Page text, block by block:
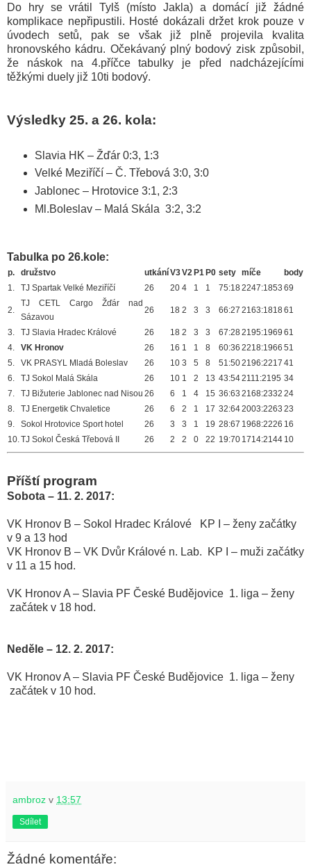
Do hry se vrátil Tylš (místo Jakla) a domácí již žádné
komplikace nepřipustili. Hosté dokázali držet krok pouze v
úvodech setů, pak se však již plně projevila kvalita
hronovského kádru. Očekávaný plný bodový zisk způsobil,
že náskok na 4.příčce tabulky je před nadcházejícími
těžkými duely již 10ti bodový.
Výsledky 25. a 26. kola:
Slavia HK – Žďár 0:3, 1:3
Velké Meziříčí – Č. Třebová 3:0, 3:0
Jablonec – Hrotovice 3:1, 2:3
Ml.Boleslav – Malá Skála 3:2, 3:2
Tabulka po 26.kole:
p. družstvo utkáníV3V2 P1 P0 sety míče
body
1.
TJ Spartak Velké Meziříčí 26 20 4 1 1 75:182247:1853 69
2.
TJ CETL Cargo Žďár nad
Sázavou
26 18 2 3 3 66:27 2163:181861
3. TJ Slavia Hradec Králové 26 18 2 3 3 67:282195:1969 61
4.
VK Hronov 26 16 1 1 8 60:36 2218:1966 51
5.
VK PRASYL Mladá Boleslav 26 10 3 5 8 51:502196:2217 41
6.
TJ Sokol Malá Skála 26 10 1 2 13 43:542111:2195 34
7.
TJ Bižuterie Jablonec nad Nisou 26 6 1 4 15 36:63 2168:2332 24
8.
TJ Energetik Chvaletice 26 6 2 1 17 32:642003:2263 23
9.
Sokol Hrotovice Sport hotel 26 3 3 1 19 28:67 1968:2226 16
10.TJ Sokol Česká Třebová II 26 2 2 0 22 19:70 1714:2144 10
Příští program
Sobota – 11. 2. 2017:
VK Hronov B – Sokol Hradec Králové KP I – ženy začátky
v 9 a 13 hod
VK Hronov B – VK Dvůr Králové n. Lab.
KP I – muži začátky
v 11 a 15 hod.
VK Hronov A – Slavia PF České Budějovice 1. liga – ženy
začátek v 18 hod.
Neděle – 12. 2. 2017:
VK Hronov A – Slavia PF České Budějovice 1. liga – ženy
začátek v 10 hod.
ambroz v 13:57
Sdílet
Žádné komentáře: